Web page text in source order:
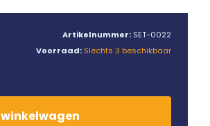
Artikelnummer: SET-0022
Voorraad: Slechts 3 beschikbaar
winkelwagen